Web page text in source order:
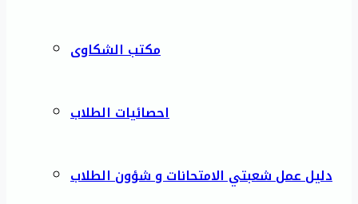
مكتب الشكاوى
احصائيات الطلاب
دليل عمل شعبتي الامتحانات و شؤون الطلاب